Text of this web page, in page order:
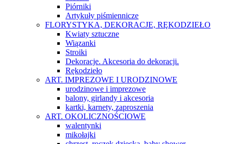
Piórniki
Artykuły piśmiennicze
FLORYSTYKA, DEKORACJE, RĘKODZIEŁO
Kwiaty sztuczne
Wiązanki
Stroiki
Dekoracje. Akcesoria do dekoracji.
Rękodzieło
ART. IMPREZOWE I URODZINOWE
urodzinowe i imprezowe
balony, girlandy i akcesoria
kartki, karnety, zaproszenia
ART. OKOLICZNOŚCIOWE
walentynki
mikołajki